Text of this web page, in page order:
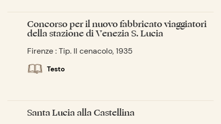
Concorso per il nuovo fabbricato viaggiatori
della stazione di Venezia S. Lucia
Firenze : Tip. Il cenacolo, 1935
Testo
Santa Lucia alla Castellina